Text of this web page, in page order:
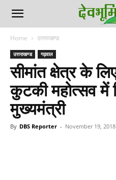
Home उत्तराखण्ड
उत्तराखण्ड गढ़वाल
सीमांत क्षेत्र के
कुटकी महोत्सव
मुख्यमंत्री
By DBS Reporter - November 19, 2018